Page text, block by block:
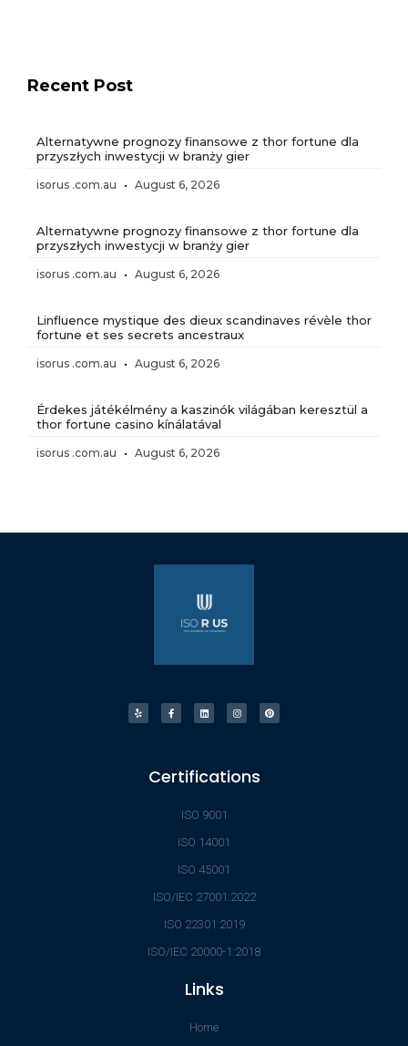
Recent Post
Alternatywne prognozy finansowe z thor fortune dla
przyszłych inwestycji w branży gier
isorus .com.au August 6, 2026
Alternatywne prognozy finansowe z thor fortune dla
przyszłych inwestycji w branży gier
isorus .com.au August 6, 2026
Linfluence mystique des dieux scandinaves révèle thor
fortune et ses secrets ancestraux
isorus .com.au August 6, 2026
Érdekes játékélmény a kaszinók világában keresztül a
thor fortune casino kínálatával
isorus .com.au August 6, 2026
Certifications
ISO 9001
ISO 14001
ISO 45001
ISO/IEC 27001:2022
ISO 22301:2019
ISO/IEC 20000-1:2018
Links
Home